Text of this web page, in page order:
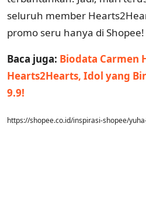
seluruh member
promo seru hanya di Shopee!
Baca juga: Biodata Carmen
Hearts2Hearts, Idol yang
9.9!
https://shopee.co.id/inspirasi-shopee/